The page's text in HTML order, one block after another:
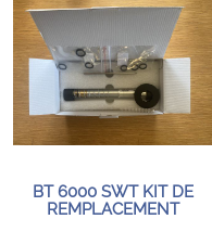
BT 6000 SWT KIT DE
REMPLACEMENT